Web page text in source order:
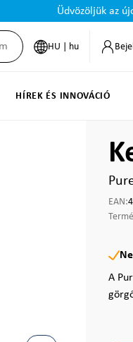
Üdvözöljük az
HU | hu
HÍREK ÉS INNOVÁCIÓ
EAN:
A